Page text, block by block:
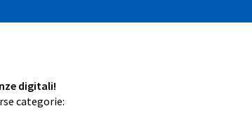
digitali!
categorie: